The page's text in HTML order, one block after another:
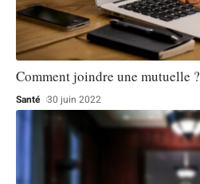
Comment joindre une mutuelle ?
Santé 30 juin 2022